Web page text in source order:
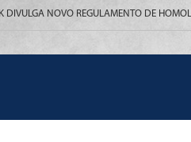
DIVULGA NOVO REGULAMENTO DE